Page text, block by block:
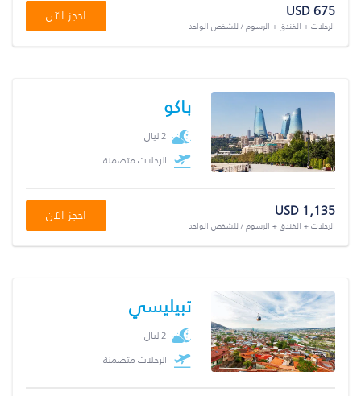
USD 675
الرحلات + الفندق + الرسوم / للشخص الواحد
احجز الآن
باكو
2 ليال
الرحلات متضمنة
USD 1,135
الرحلات + الفندق + الرسوم / للشخص الواحد
احجز الآن
تبيليسي
2 ليال
الرحلات متضمنة